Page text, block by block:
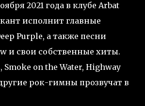
2021 года в клубе Arbat
исполнит главные
Purple, а также песни
и свои собственные хиты.
Smoke on the Water, Highway
рок-гимны прозвучат в